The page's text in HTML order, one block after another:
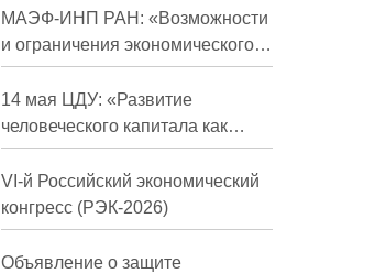
Евгеньевича
МАЭФ-ИНП РАН: «Возможности
и ограничения экономического
развития России в средне- и
долгосрочной перспективе»
14 мая ЦДУ: «Развитие
человеческого капитала как
фактор экономического роста»
VI-й Российский экономический
конгресс (РЭК-2026)
Объявление о защите